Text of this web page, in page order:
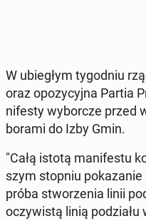
W ubie­głym ty­go­dniu
oraz opo­zy­cyj­na Partia
ni­fe­sty wy­bor­cze przed
bo­ra­mi do Izby Gmin.
"Całą istotą ma­ni­fe­stu
szym stopniu
próba stwo­rze­nia linii
oczy­wi­stą linią